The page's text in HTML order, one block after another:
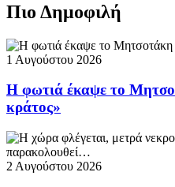
Πιο Δημοφιλή
1 Αυγούστου 2026
Η φωτιά έκαψε το
κράτος»
2 Αυγούστου 2026